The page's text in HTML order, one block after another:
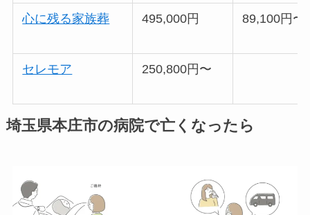
心に残る家族葬 495,000円 89,100円〜
セレモア 250,800円〜
埼玉県本庄市の病院で亡くなったら